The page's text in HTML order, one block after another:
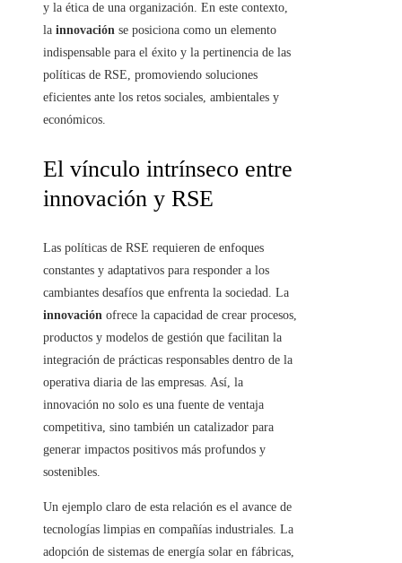
y la ética de una organización. En este contexto,
la innovación se posiciona como un elemento
indispensable para el éxito y la pertinencia de las
políticas de RSE, promoviendo soluciones
eficientes ante los retos sociales, ambientales y
económicos.
El vínculo intrínseco entre
innovación y RSE
Las políticas de RSE requieren de enfoques
constantes y adaptativos para responder a los
cambiantes desafíos que enfrenta la sociedad. La
innovación ofrece la capacidad de crear procesos,
productos y modelos de gestión que facilitan la
integración de prácticas responsables dentro de la
operativa diaria de las empresas. Así, la
innovación no solo es una fuente de ventaja
competitiva, sino también un catalizador para
generar impactos positivos más profundos y
sostenibles.
Un ejemplo claro de esta relación es el avance de
tecnologías limpias en compañías industriales. La
adopción de sistemas de energía solar en fábricas,